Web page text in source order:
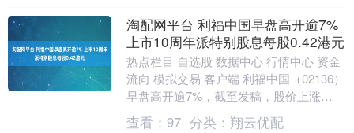
淘配网平台 利福中国早盘高开逾7%
上市10周年派特别股息每股0.42港元
热点栏目 自选股 数据中心 行情中心 资金
流向 模拟交易 客户端 利福中国（02136）
早盘高开逾7%，截至发稿，股价上涨
5.05%，报1.04港元，成交额59....
查看： 97 分类： 翔云优配